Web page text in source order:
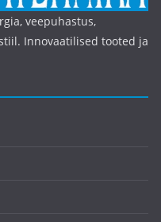
veepuhastus,
Innovaatilised tooted ja